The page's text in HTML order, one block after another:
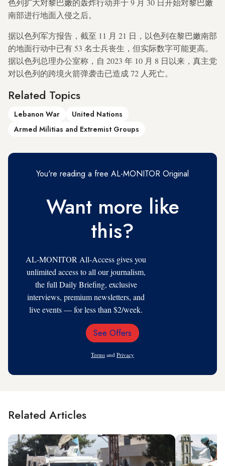
色列扩大对黎巴嫩的轰炸行动并于 9 月 30 日开始对黎巴嫩
南部进行地面入侵之后。
据以色列军方报告，截至 11 月 21 日，以色列在黎巴嫩南部
的地面行动中已有 53 名士兵丧生，但实际数字可能更高。
据以色列总理办公室称，自 2023 年 10 月 8 日以来，真主党
对以色列的跨境火箭弹袭击已造成 72 人死亡。
Related Topics
Lebanon War
United Nations
Armed Militias and Extremist Groups
You're reading a free AL-MONITOR Original
Want more like
this?
AL-MONITOR All-Access gives you
unlimited access to all our journalism,
the full Daily Briefing, exclusive
interviews, premium newsletters, and
live events — for less than $2/week.
Email
See Offers
Terms and Privacy
Related Articles